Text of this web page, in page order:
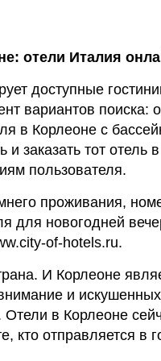
отели Италия
доступные
вариантов поиска:
в Корлеоне с
и заказать тот
пользователя.
проживания,
для новогодней
of-hotels.ru.
И Корлеоне
и
Отели в Корлеоне
кто отправляется в